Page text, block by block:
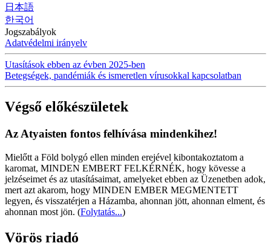
日本語
한국어
Jogszabályok
Adatvédelmi irányelv
Utasítások ebben az évben 2025-ben
Betegségek, pandémiák és ismeretlen vírusokkal kapcsolatban
Végső előkészületek
Az Atyaisten fontos felhívása mindenkihez!
Mielőtt a Föld bolygó ellen minden erejével kibontakoztatom a
karomat, MINDEN EMBERT FELKÉRNÉK, hogy kövesse a
jelzéseimet és az utasításaimat, amelyeket ebben az Üzenetben adok,
mert azt akarom, hogy MINDEN EMBER MEGMENTETT
legyen, és visszatérjen a Házamba, ahonnan jött, ahonnan elment, és
ahonnan most jön. (Folytatás...)
Vörös riadó